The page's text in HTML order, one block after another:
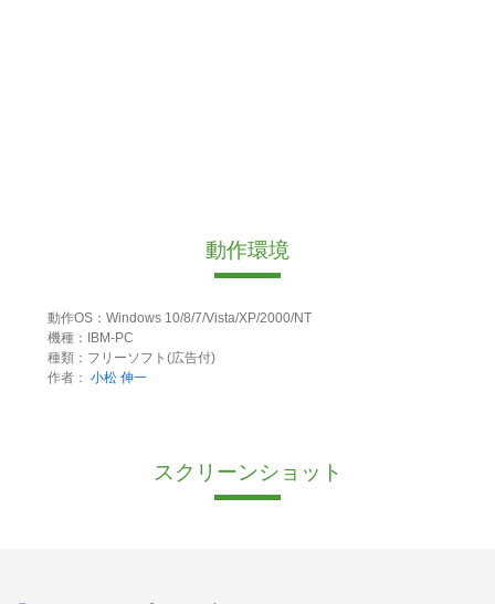
動作環境
動作OS：Windows 10/8/7/Vista/XP/2000/NT
機種：IBM-PC
種類：フリーソフト(広告付)
作者： 小松 伸一
スクリーンショット